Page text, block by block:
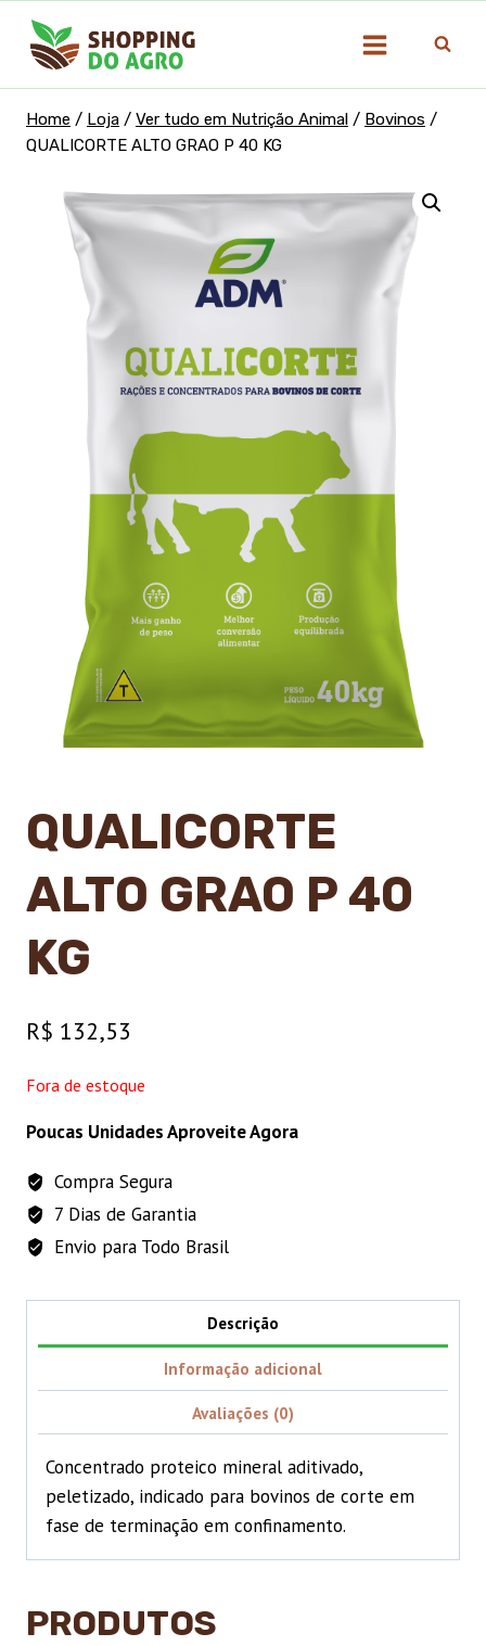
para
Home / Loja / Ver tudo em Nutrição Animal / Bovinos /
QUALICORTE ALTO GRAO P 40 KG
QUALICORTE
ALTO GRAO P 40
KG
R$ 132,53
Fora de estoque
Poucas Unidades Aproveite Agora
Compra Segura
7 Dias de Garantia
Envio para Todo Brasil
Descrição
Informação adicional
Avaliações (0)
Concentrado proteico mineral aditivado,
peletizado, indicado para bovinos de corte em
fase de terminação em confinamento.
PRODUTOS